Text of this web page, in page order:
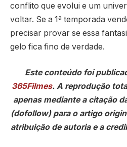
conflito que evolui e um
voltar. Se a 1ª temporada
precisar provar se essa
gelo fica fino de verdade.
Este conteúdo foi
365Filmes. A reprodução
apenas mediante a citação
(dofollow) para o artigo
atribuição de autoria e a